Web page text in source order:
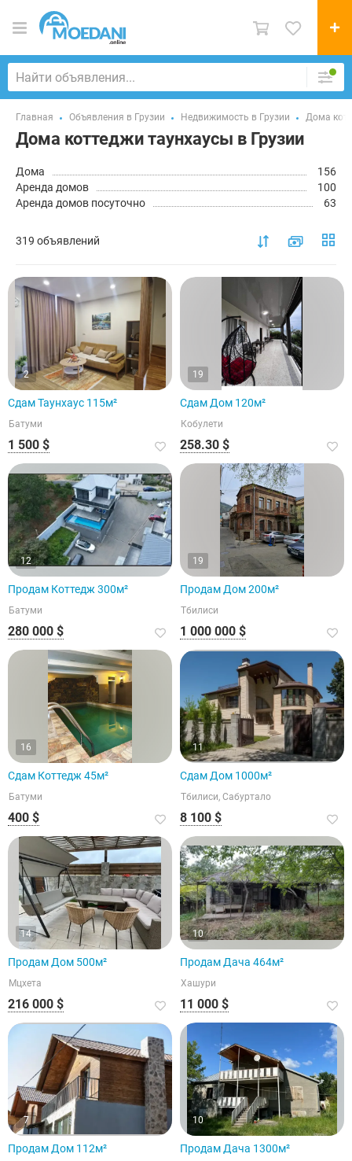
Главная Объявления в Грузии Недвижимость в Грузии Дома
Дома коттеджи таунхаусы в Грузии
Дома
156
Аренда домов
100
Аренда домов посуточно
63
319 объявлений
2
Сдам Таунхаус 115м²
Батуми
1 500 $
19
Сдам Дом 120м²
Кобулети
258.30 $
12
Продам Коттедж 300м²
Батуми
280 000 $
19
Продам Дом 200м²
Тбилиси
1 000 000 $
16
Сдам Коттедж 45м²
Батуми
400 $
11
Сдам Дом 1000м²
Тбилиси, Сабуртало
8 100 $
14
Продам Дом 500м²
Мцхета
216 000 $
10
Продам Дача 464м²
Хашури
11 000 $
7
Продам Дом 112м²
10
Продам Дача 1300м²